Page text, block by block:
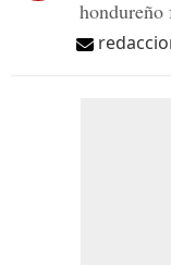
hondureño